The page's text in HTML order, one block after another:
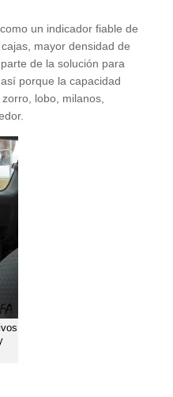
un indicador fiable de
mayor densidad de
de la solución para
porque la capacidad
lobo, milanos,